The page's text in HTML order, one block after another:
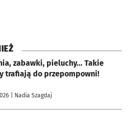
zabawki, pieluchy... Takie
trafiają do przepompowni!
| Nadia Szagdaj